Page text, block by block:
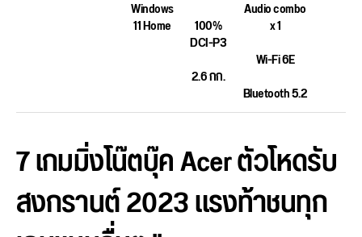
Windows
11 Home
100%
DCI-P3
2.6 กก.
Audio combo
x 1
Wi-Fi 6E
Bluetooth 5.2
7 เกมมิ่งโน๊ตบุ๊ค Acer ตัวโหดรับ
สงกรานต์ 2023 แรงท้าชนทุก